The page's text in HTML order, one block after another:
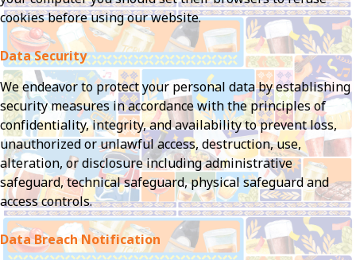
cookies before using our website.
Data Security
We endeavor to protect your personal data by establishing
security measures in accordance with the principles of
confidentiality, integrity, and availability to prevent loss,
unauthorized or unlawful access, destruction, use,
alteration, or disclosure including administrative
safeguard, technical safeguard, physical safeguard and
access controls.
Data Breach Notification